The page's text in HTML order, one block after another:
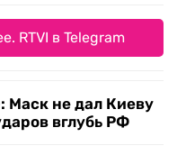
RTVI в Telegram
Маск не дал Киеву
вглубь РФ